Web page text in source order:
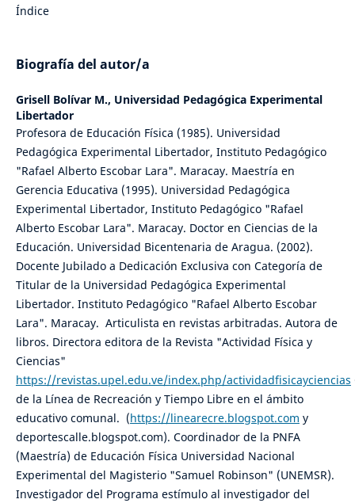
Índice
Biografía del autor/a
Grisell Bolívar M., Universidad Pedagógica Experimental
Libertador
Profesora de Educación Física (1985). Universidad
Pedagógica Experimental Libertador, Instituto Pedagógico
"Rafael Alberto Escobar Lara". Maracay. Maestría en
Gerencia Educativa (1995). Universidad Pedagógica
Experimental Libertador, Instituto Pedagógico "Rafael
Alberto Escobar Lara". Maracay. Doctor en Ciencias de la
Educación. Universidad Bicentenaria de Aragua. (2002).
Docente Jubilado a Dedicación Exclusiva con Categoría de
Titular de la Universidad Pedagógica Experimental
Libertador. Instituto Pedagógico "Rafael Alberto Escobar
Lara". Maracay. Articulista en revistas arbitradas. Autora de
libros. Directora editora de la Revista "Actividad Física y
Ciencias"
https://revistas.upel.edu.ve/index.php/actividadfisicayciencias
de la Línea de Recreación y Tiempo Libre en el ámbito
educativo comunal. (https://linearecre.blogspot.com y
deportescalle.blogspot.com). Coordinador de la PNFA
(Maestría) de Educación Física Universidad Nacional
Experimental del Magisterio "Samuel Robinson" (UNEMSR).
Investigador del Programa estímulo al investigador del